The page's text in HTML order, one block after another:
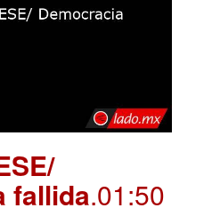
fallida.01:50